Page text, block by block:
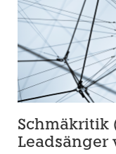
Schmäkritik
Leadsänger